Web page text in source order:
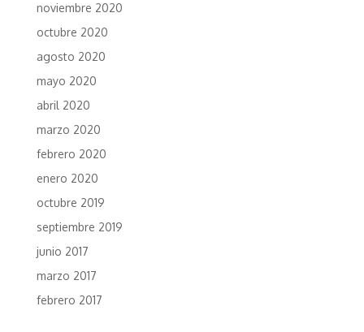
noviembre 2020
octubre 2020
agosto 2020
mayo 2020
abril 2020
marzo 2020
febrero 2020
enero 2020
octubre 2019
septiembre 2019
junio 2017
marzo 2017
febrero 2017